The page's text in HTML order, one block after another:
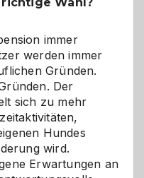
Wahl?
immer
werden immer
Gründen.
Der
sich zu mehr
Hundes
wird.
Erwartungen an